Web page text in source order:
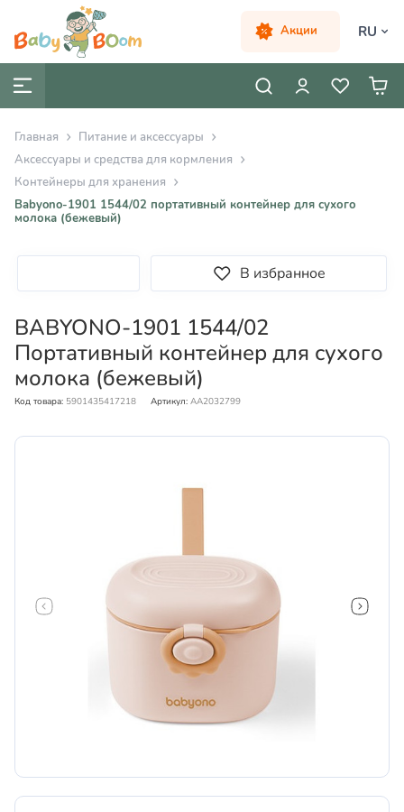
Акции RU
Главная
Питание и аксессуары
Аксессуары и средства для кормления
Контейнеры для хранения
Babyono-1901 1544/02 портативный контейнер для сухого
молока (бежевый)
В избранное
BABYONO-1901 1544/02
Портативный контейнер для сухого
молока (бежевый)
Код товара: 5901435417218 Артикул: AA2032799